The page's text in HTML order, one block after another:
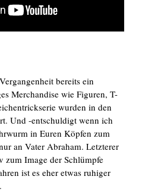
bereits ein
Merchandise wie Figuren, T-
wurden in den
Und -entschuldigt wenn ich
in Euren Köpfen zum
an Vater Abraham. Letzterer
zum Image der Schlümpfe
ist es eher etwas ruhiger